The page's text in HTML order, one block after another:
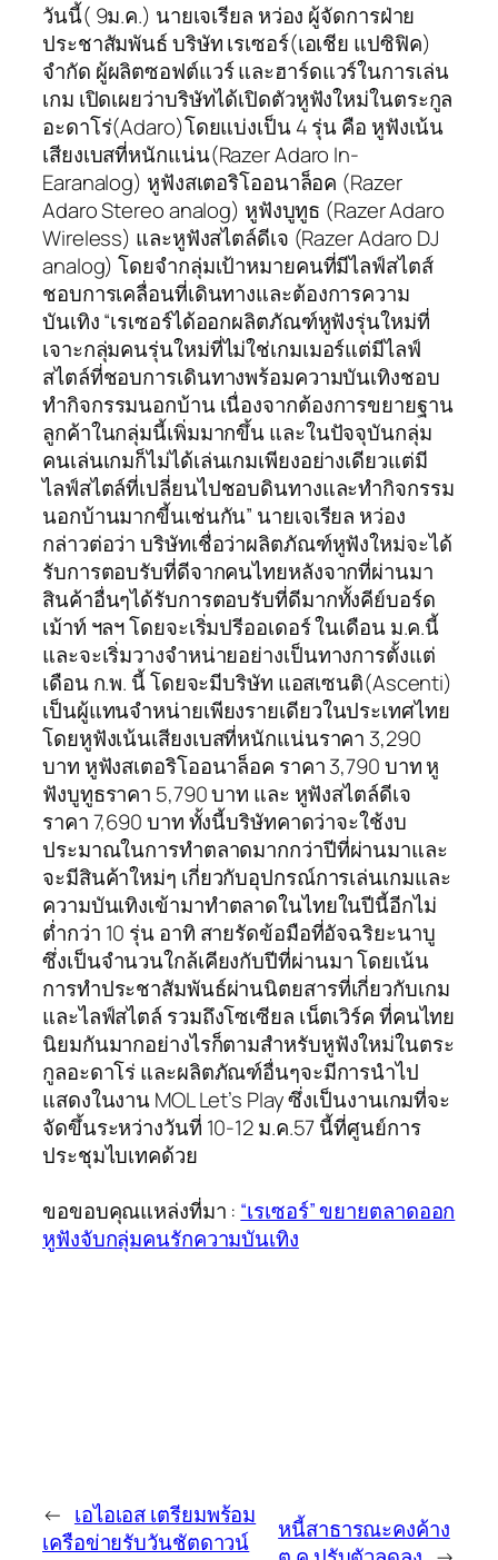
วันนี้( 9ม.ค.) นายเจเรียล หว่อง ผู้จัดการฝ่าย
ประชาสัมพันธ์ บริษัท เรเซอร์(เอเชีย แปซิฟิค)
จำกัด ผู้ผลิตซอฟต์แวร์ และฮาร์ดแวร์ในการเล่น
เกม เปิดเผยว่าบริษัทได้เปิดตัวหูฟังใหม่ในตระกูล
อะดาโร่(Adaro)โดยแบ่งเป็น 4 รุ่น คือ หูฟังเน้น
เสียงเบสที่หนักแน่น(Razer Adaro In-
Earanalog) หูฟังสเตอริโออนาล็อค (Razer
Adaro Stereo analog) หูฟังบูทูธ (Razer Adaro
Wireless) และหูฟังสไตล์ดีเจ (Razer Adaro DJ
analog) โดยจำกลุ่มเป้าหมายคนที่มีไลฟ์สไตส์
ชอบการเคลื่อนที่เดินทางและต้องการความ
บันเทิง “เรเซอร์ได้ออกผลิตภัณฑ์หูฟังรุ่นใหม่ที่
เจาะกลุ่มคนรุ่นใหม่ที่ไม่ใช่เกมเมอร์แต่มีไลฟ์
สไตล์ที่ชอบการเดินทางพร้อมความบันเทิงชอบ
ทำกิจกรรมนอกบ้าน เนื่องจากต้องการขยายฐาน
ลูกค้าในกลุ่มนี้เพิ่มมากขึ้น และในปัจจุบันกลุ่ม
คนเล่นเกมก็ไม่ได้เล่นเกมเพียงอย่างเดียวแต่มี
ไลฟ์สไตล์ที่เปลี่ยนไปชอบดินทางและทำกิจกรรม
นอกบ้านมากขี้นเช่นกัน” นายเจเรียล หว่อง
กล่าวต่อว่า บริษัทเชื่อว่าผลิตภัณฑ์หูฟังใหม่จะได้
รับการตอบรับที่ดีจากคนไทยหลังจากที่ผ่านมา
สินค้าอื่นๆได้รับการตอบรับที่ดีมากทั้งคีย์บอร์ด
เม้าท์ ฯลฯ โดยจะเริ่มปรีออเดอร์ ในเดือน ม.ค.นี้
และจะเริ่มวางจำหน่ายอย่างเป็นทางการตั้งแต่
เดือน ก.พ. นี้ โดยจะมีบริษัท แอสเซนติ(Ascenti)
เป็นผู้แทนจำหน่ายเพียงรายเดียวในประเทศไทย
โดยหูฟังเน้นเสียงเบสที่หนักแน่นราคา 3,290
บาท หูฟังสเตอริโออนาล็อค ราคา 3,790 บาท หู
ฟังบูทูธราคา 5,790 บาท และ หูฟังสไตล์ดีเจ
ราคา 7,690 บาท ทั้งนี้บริษัทคาดว่าจะใช้งบ
ประมาณในการทำตลาดมากกว่าปีที่ผ่านมาและ
จะมีสินค้าใหม่ๆ เกี่ยวกับอุปกรณ์การเล่นเกมและ
ความบันเทิงเข้ามาทำตลาดในไทยในปีนี้อีกไม่
ต่ำกว่า 10 รุ่น อาทิ สายรัดข้อมือที่อัจฉริยะนาบู
ซึ่งเป็นจำนวนใกล้เคียงกับปีที่ผ่านมา โดยเน้น
การทำประชาสัมพันธ์ผ่านนิตยสารที่เกี่ยวกับเกม
และไลฟ์สไตล์ รวมถึงโซเซียล เน็ตเวิร์ค ที่คนไทย
นิยมกันมากอย่างไรก็ตามสำหรับหูฟังใหม่ในตระ
กูลอะดาโร่ และผลิตภัณฑ์อื่นๆจะมีการนำไป
แสดงในงาน MOL Let’s Play ซึ่งเป็นงานเกมที่จะ
จัดขึ้นระหว่างวันที่ 10-12 ม.ค.57 นี้ที่ศูนย์การ
ประชุมไบเทคด้วย
ขอขอบคุณแหล่งที่มา : “เรเซอร์” ขยายตลาดออก
หูฟังจับกลุ่มคนรักความบันเทิง
← เอไอเอส เตรียมพร้อม
เครือข่ายรับวันชัตดาวน์
หนี้สาธารณะคงค้าง